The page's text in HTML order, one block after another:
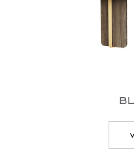
block